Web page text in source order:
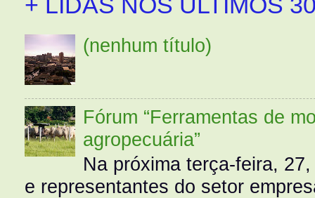
(nenhum título)
Fórum “Ferramentas de
agropecuária”
Na próxima terça-feira,
e representantes do setor